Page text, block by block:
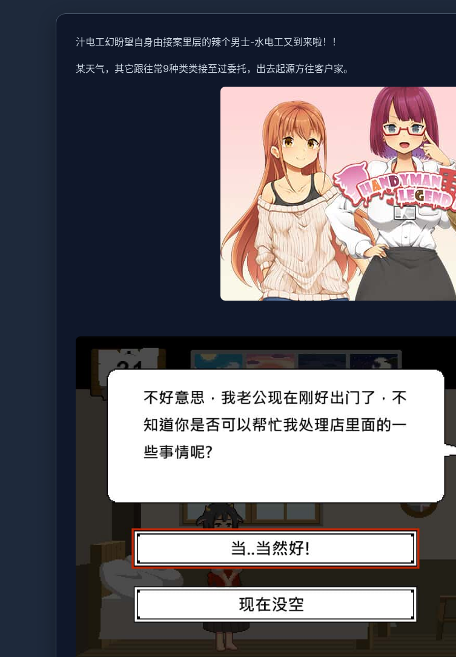
汁电工幻盼望自身由接案里层的辣个男士-水电工又到来啦！！
某天气，其它跟往常9种类类接至过委托，出去起源方往客户家。